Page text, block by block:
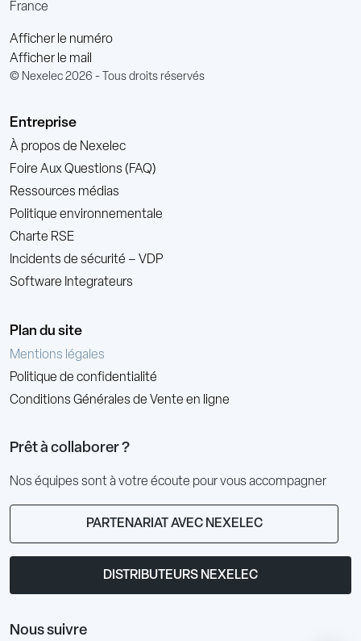
France
Afficher le numéro
Afficher le mail
© Nexelec 2026 - Tous droits réservés
Entreprise
À propos de Nexelec
Foire Aux Questions (FAQ)
Ressources médias
Politique environnementale
Charte RSE
Incidents de sécurité – VDP
Software Integrateurs
Plan du site
Mentions légales
Politique de confidentialité
Conditions Générales de Vente en ligne
Prêt à collaborer ?
Nos équipes sont à votre écoute pour vous accompagner
PARTENARIAT AVEC NEXELEC
DISTRIBUTEURS NEXELEC
Nous suivre